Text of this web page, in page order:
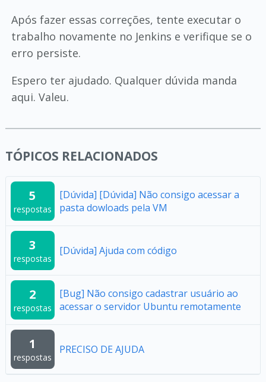
Após fazer essas correções, tente executar o
trabalho novamente no Jenkins e verifique se o
erro persiste.
Espero ter ajudado. Qualquer dúvida manda
aqui. Valeu.
TÓPICOS RELACIONADOS
5
respostas
[Dúvida] [Dúvida] Não consigo acessar a
pasta dowloads pela VM
3
respostas
[Dúvida] Ajuda com código
2
respostas
[Bug] Não consigo cadastrar usuário ao
acessar o servidor Ubuntu remotamente
1
respostas
PRECISO DE AJUDA